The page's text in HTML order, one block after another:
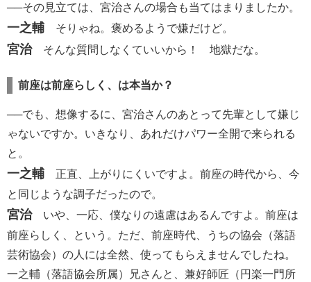
──その見立ては、宮治さんの場合も当てはまりましたか。
一之輔 そりゃね。褒めるようで嫌だけど。
宮治そんな質問しなくていいから！ 地獄だな。
前座は前座らしく、は本当か？
──でも、想像するに、宮治さんのあとって先輩として嫌じ
ゃないですか。いきなり、あれだけパワー全開で来られる
と。
一之輔 正直、上がりにくいですよ。前座の時代から、今
と同じような調子だったので。
宮治いや、一応、僕なりの遠慮はあるんですよ。前座は
前座らしく、という。ただ、前座時代、うちの協会（落語
芸術協会）の人には全然、使ってもらえませんでしたね。
一之輔（落語協会所属）兄さんと、兼好師匠（円楽一門所